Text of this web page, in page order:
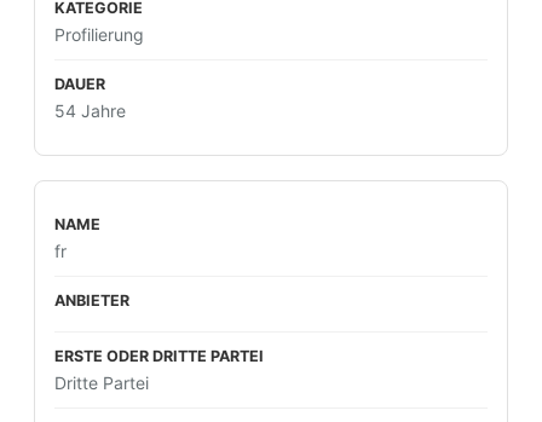
Profilierung
54 Jahre
fr
Dritte Partei